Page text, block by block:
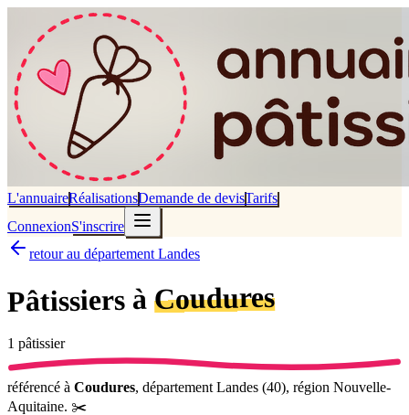
L'annuaireRéalisationsDemande de devisTarifs
ConnexionS'inscrire
retour au département Landes
Pâtissiers àCoudures
1 pâtissier
référencé à Coudures, département Landes (40), région Nouvelle-
Aquitaine. ✂️